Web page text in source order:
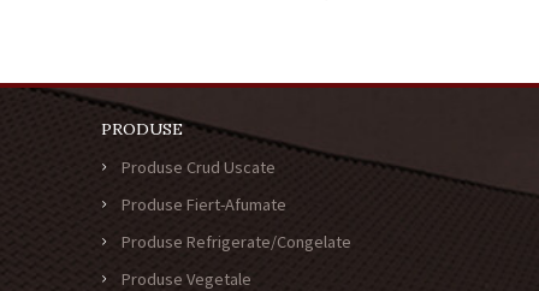
PRODUSE
Produse Crud Uscate
Produse Fiert-Afumate
Produse Refrigerate/Congelate
Produse Vegetale